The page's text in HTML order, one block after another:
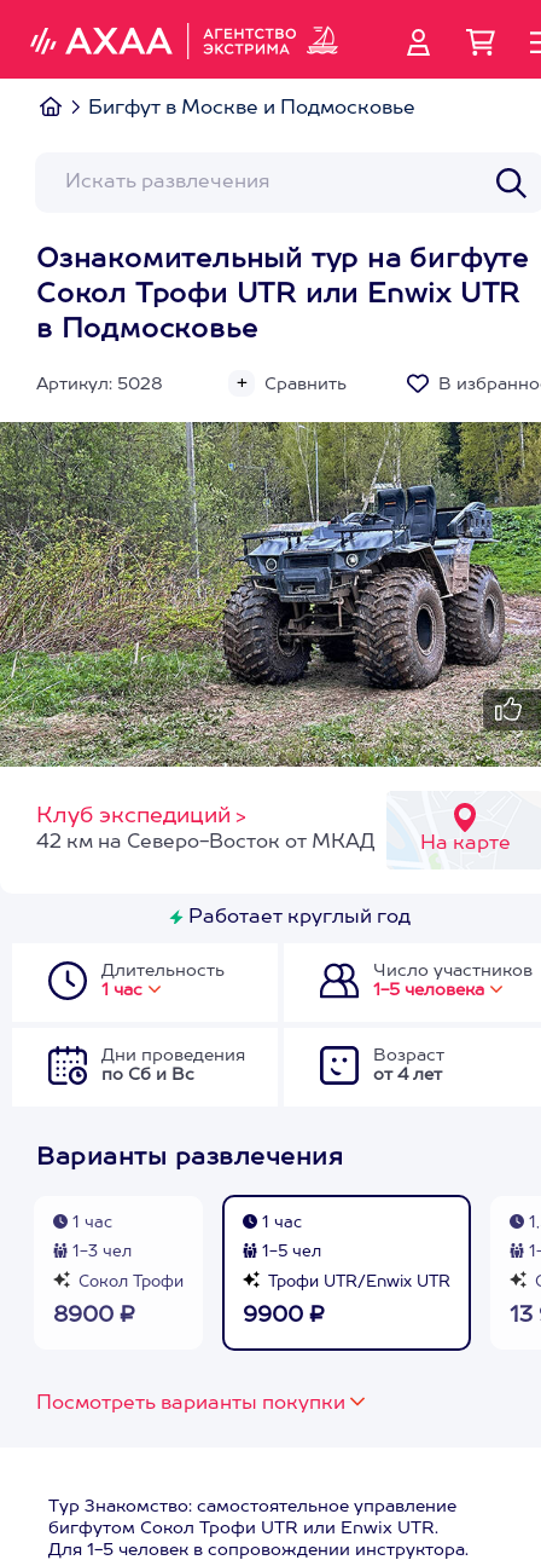
Бигфут в Москве и Подмосковье
Ознакомительный тур на бигфуте
Сокол Трофи UTR или Enwix UTR
в Подмосковье
Артикул: 5028 Сравнить В
Клуб экспедиций >
На карте
42 км на Северо-Восток от МКАД
Работает круглый год
Длительность
1 час
Число участников
1-5 человека
Дни проведения
по Сб и Вс
Возраст
от 4 лет
Варианты развлечения
1 час
1-3 чел
Сокол Трофи
8900 ₽
1 час
1-5 чел
Трофи UTR/Enwix UTR
9900 ₽
Посмотреть варианты покупки
Тур Знакомство: самостоятельное управление
бигфутом Сокол Трофи UTR или Enwix UTR.
Для 1-5 человек в сопровождении инструктора.